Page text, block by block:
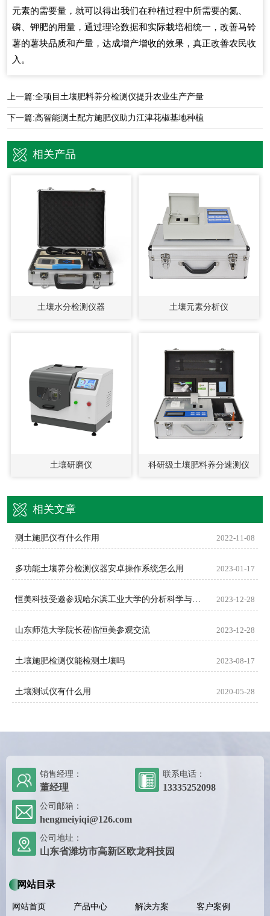
元素的需要量，就可以得出我们在种植过程中所需要的氮、
磷、钾肥的用量，通过理论数据和实际栽培相统一，改善马铃
薯的薯块品质和产量，达成增产增收的效果，真正改善农民收
入。
上一篇:全项目土壤肥料养分检测仪提升农业生产产量
下一篇:高智能测土配方施肥仪助力江津花椒基地种植
相关产品
土壤水分检测仪器 土壤元素分析仪
土壤研磨仪 科研级土壤肥料养分速测仪
相关文章
测土施肥仪有什么作用 2022-11-08
多功能土壤养分检测仪器安卓操作系统怎么用 2023-01-17
2023-12-28
山东师范大学院长莅临恒美参观交流 2023-12-28
土壤施肥检测仪能检测土壤吗 2023-08-17
土壤测试仪有什么用 2020-05-28
销售经理：
董经理
联系电话：
13335252098
公司邮箱：
hengmeiyiqi@126.com
公司地址：
山东省潍坊市高新区欧龙科技园
网站目录
网站首页 产品中心 解决方案
客户案例